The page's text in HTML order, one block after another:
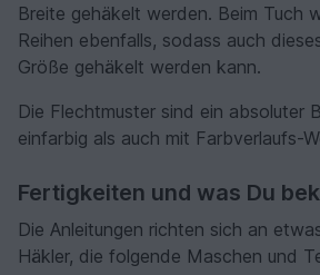
Breite gehäkelt werden. Beim Tuch
Reihen ebenfalls, sodass auch
Größe gehäkelt werden kann.
Die Flechtmuster sind ein absoluter
einfarbig als auch mit Farbverlaufs-
Fertigkeiten und was Du
Die Anleitungen richten sich an
Häkler, die folgende Maschen und